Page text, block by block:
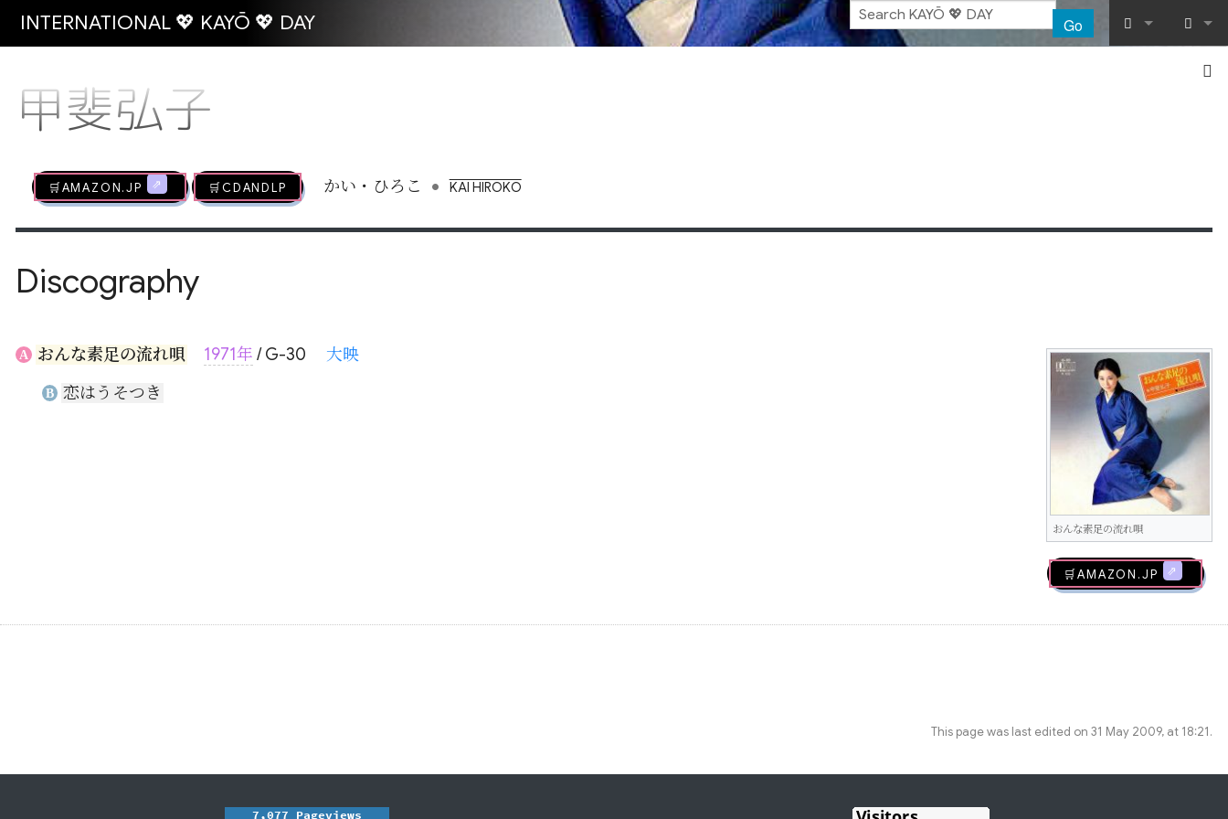
INTERNATIONAL 💖 KAYŌ 💖 DAY Go
What links
Help
Log in
甲斐弘子
🛒AMAZON.jp 🛒CDandLP かい・ひろこ • KAI HIROKO
Discography
A おんな素足の流れ唄 1971年 / G-30 大映
B 恋はうそつき
おんな素足の流れ唄
🛒AMAZON.jp
This page was last edited on 31 May 2009, at 18:21.